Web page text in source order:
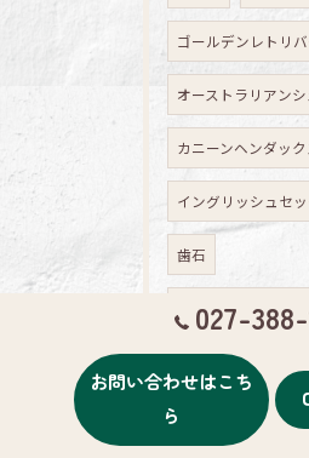
ゴールデンレトリ
オーストラリアン
カニーンヘンダッ
イングリッシュセ
歯石
ポーリッシュロー
オーストラリアン
Oシ
027-
お問い合わせはこち
ら